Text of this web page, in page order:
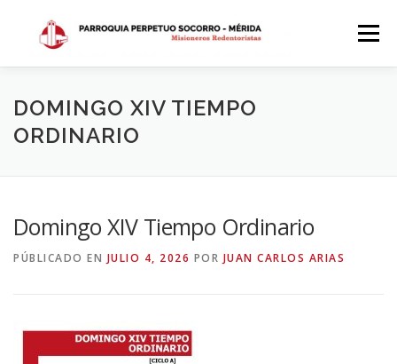
contenido
Menú
INICIO DÓNDE ESTAMOS HISTORIA
SACRAMENTOS CALENDARIO PARROQUIAL 2024
DOMINGO XIV TIEMPO
ORDINARIO
Domingo XIV Tiempo Ordinario
PÚBLICADO EN JULIO 4, 2026 POR JUAN CARLOS ARIAS